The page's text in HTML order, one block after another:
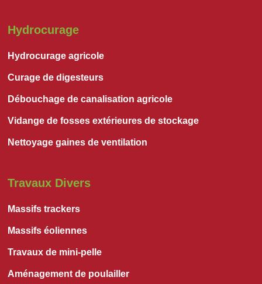
Hydrocurage
Hydrocurage agricole
Curage de digesteurs
Débouchage de canalisation agricole
Vidange de fosses extérieures de stockage
Nettoyage gaines de ventilation
Travaux Divers
Massifs trackers
Massifs éoliennes
Travaux de mini-pelle
Aménagement de poulailler